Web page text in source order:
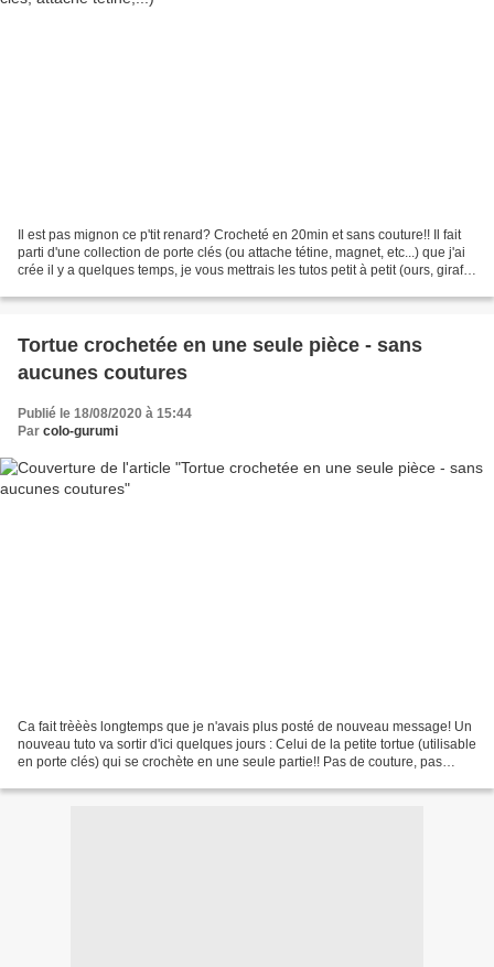
Il est pas mignon ce p'tit renard? Crocheté en 20min et sans couture!! Il fait
parti d'une collection de porte clés (ou attache tétine, magnet, etc...) que j'ai
crée il y a quelques temps, je vous mettrais les tutos petit à petit (ours, girafe,
Tortue crochetée en une seule pièce - sans
aucunes coutures
Publié le 18/08/2020 à 15:44
Par colo-gurumi
Ca fait trèèès longtemps que je n'avais plus posté de nouveau message! Un
nouveau tuto va sortir d'ici quelques jours : Celui de la petite tortue (utilisable
en porte clés) qui se crochète en une seule partie!! Pas de couture, pas